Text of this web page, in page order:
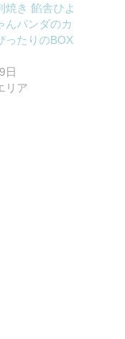
焼き 餡舎ひよ
んパンダのカ
ったりのBOX
日
リア